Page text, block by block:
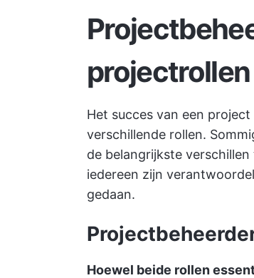
projectrollen
Het succes van een
verschillende rollen.
de belangrijkste
iedereen zijn
gedaan.
Hoewel beide rollen